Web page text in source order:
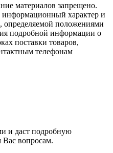
материалов запрещено.
характер и
определяемой положениями
подробной информации о
поставки товаров,
телефонам
и даст подробную
вопросам.